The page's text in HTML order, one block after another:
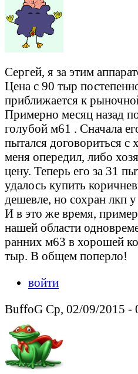
Сергей, я за этим
Цена с 90 тыр
приближается к
Примерно месяц назад
голубой м61 . Сначала
пытался договориться с
меня опередил, либо
цену. Теперь его за 31
удалось купить
дешевле, но сохран лкп
И в это же время,
нашей области
ранних м63 в хорошей
тыр. В общем поперло!
войти
BuffoG Ср, 02/09/2015 -